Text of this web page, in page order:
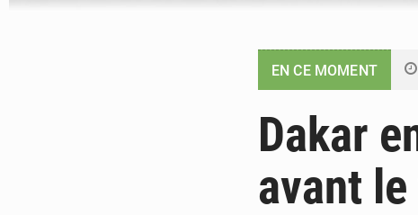
EN CE MOMENT
Dakar
avant